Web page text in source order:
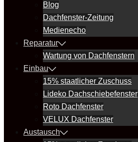
Blog
Dachfenster-Zeitung
Medienecho
Reparatur
Wartung von Dachfenstern
Einbau
15% staatlicher Zuschuss
Lideko Dachschiebefenster
Roto Dachfenster
VELUX Dachfenster
Austausch